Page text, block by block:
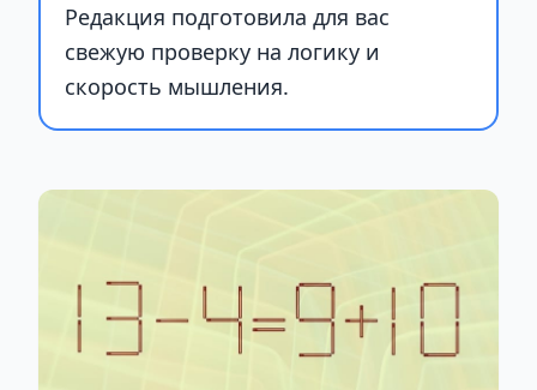
Редакция подготовила для вас
свежую проверку на логику и
скорость мышления.